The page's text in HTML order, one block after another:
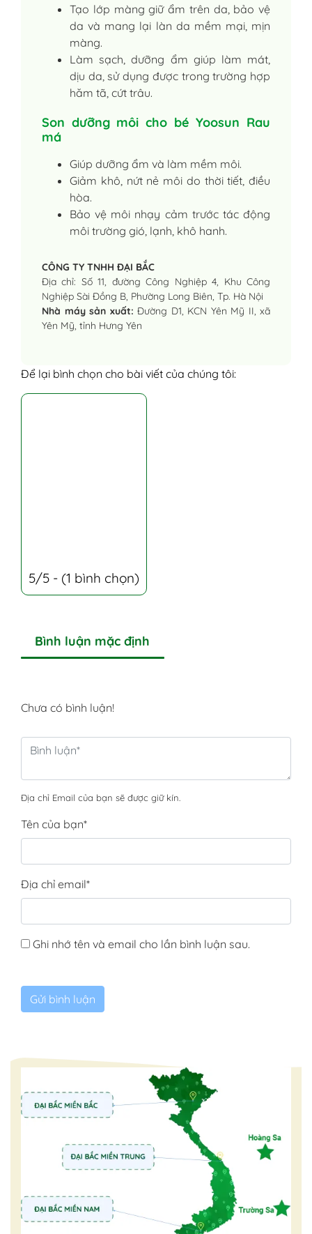
Tạo lớp màng giữ ẩm trên da, bảo vệ
da và mang lại làn da mềm mại, mịn
màng.
Làm sạch, dưỡng ẩm giúp làm mát,
dịu da, sử dụng được trong trường hợp
hăm tã, cứt trâu.
Son dưỡng môi cho bé Yoosun Rau
má
Giúp dưỡng ẩm và làm mềm môi.
Giảm khô, nứt nẻ môi do thời tiết, điều
hòa.
Bảo vệ môi nhạy cảm trước tác động
môi trường gió, lạnh, khô hanh.
CÔNG TY TNHH ĐẠI BẮC
Địa chỉ: Số 11, đường Công Nghiệp 4, Khu Công
Nghiệp Sài Đồng B, Phường Long Biên, Tp. Hà Nội
Nhà máy sản xuất: Đường D1, KCN Yên Mỹ II, xã
Yên Mỹ, tỉnh Hưng Yên
Để lại bình chọn cho bài viết của chúng tôi:
5/5 - (1 bình chọn)
Bình luận mặc định
Chưa có bình luận!
Địa chỉ Email của bạn sẽ được giữ kín.
Tên của bạn*
Địa chỉ email*
Ghi nhớ tên và email cho lần bình luận sau.